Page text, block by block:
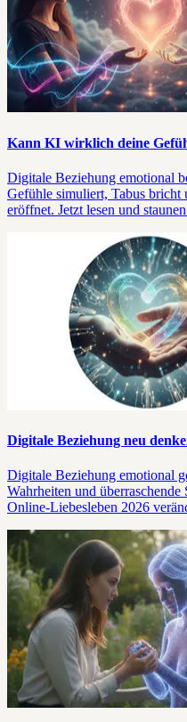
Kann KI wirklich deine
Digitale Beziehung emotional
Gefühle simuliert, Tabus bricht
eröffnet. Jetzt lesen und
Digitale Beziehung neu
Digitale Beziehung emotional
Wahrheiten und
Online-Liebesleben 2026